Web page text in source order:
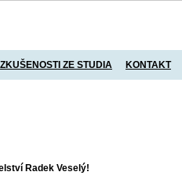
ZKUŠENOSTI ZE STUDIA KONTAKT
Radek Veselý!